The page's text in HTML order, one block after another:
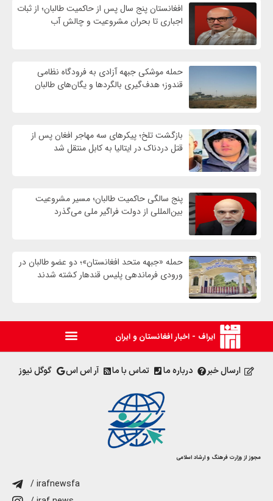
افغانستان پنج سال پس از حاکمیت طالبان؛ از ثبات
اجباری تا بحران مشروعیت و چالش آب
حمله موشکی جبهه آزادی به فرودگاه نظامی
قندوز؛ هدف‌گیری بالگردها و یگان‌های طالبان
بازگشت تلخ؛ پیکرهای سه مهاجر افغان پس از
قتل دردناک در ایتالیا به کابل منتقل شد
پنج سالگی حاکمیت طالبان؛ مسیر مشروعیت
بین‌المللی از دولت فراگیر ملی می‌گذرد
حمله «جبهه متحد افغانستان»؛ دو عضو طالبان در
ورودی فرماندهی پلیس قندهار کشته شدند
ایراف - اخبار افغانستان و ایران
ارسال خبر درباره ما تماس با ما آر اس اس گوگل نیوز
مجوز از وزارت فرهنگ و ارشاد اسلامی
/ irafnewsfa